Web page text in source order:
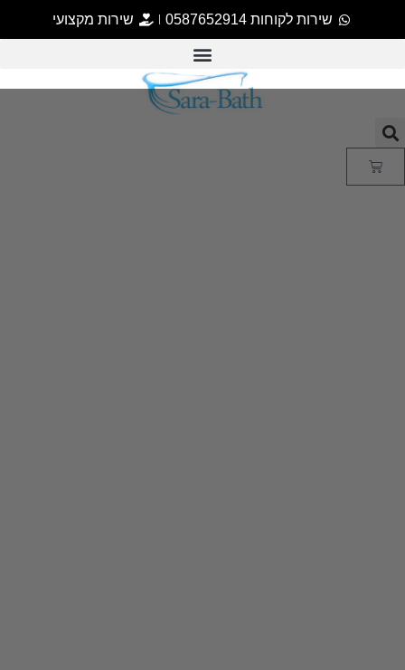
שירות לקוחות 0587652914 שירות מקצועי